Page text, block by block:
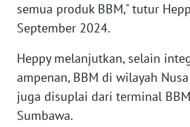
semua produk BBM," tutur
September 2024.
Heppy melanjutkan, selain
ampenan, BBM di wilayah
juga disuplai dari terminal
Sumbawa.
WN
WN
PAPUA